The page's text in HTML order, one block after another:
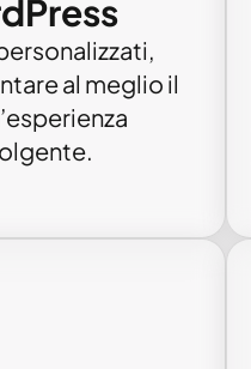
al meglio il